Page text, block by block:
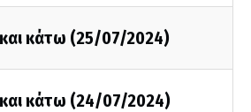
κάτω (25/07/2024)
κάτω (24/07/2024)